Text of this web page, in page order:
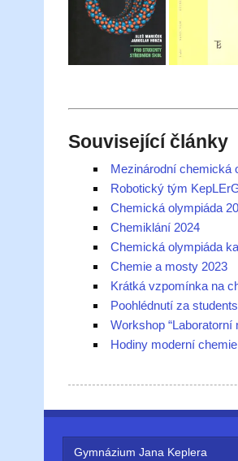
Související články
Mezinárodní chemická
Robotický tým
Chemická olympiáda
Chemiklání 2024
Chemická olympiáda
Chemie a mosty 2023
Krátká vzpomínka na
Poohlédnutí za
Workshop “Laboratorní
Hodiny moderní
Gymnázium Jana Keplera